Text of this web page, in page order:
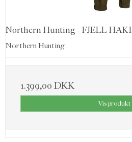
Northern Hunting - FJELL HAKI
Northern Hunting
1.399,00 DKK
Vis produkt